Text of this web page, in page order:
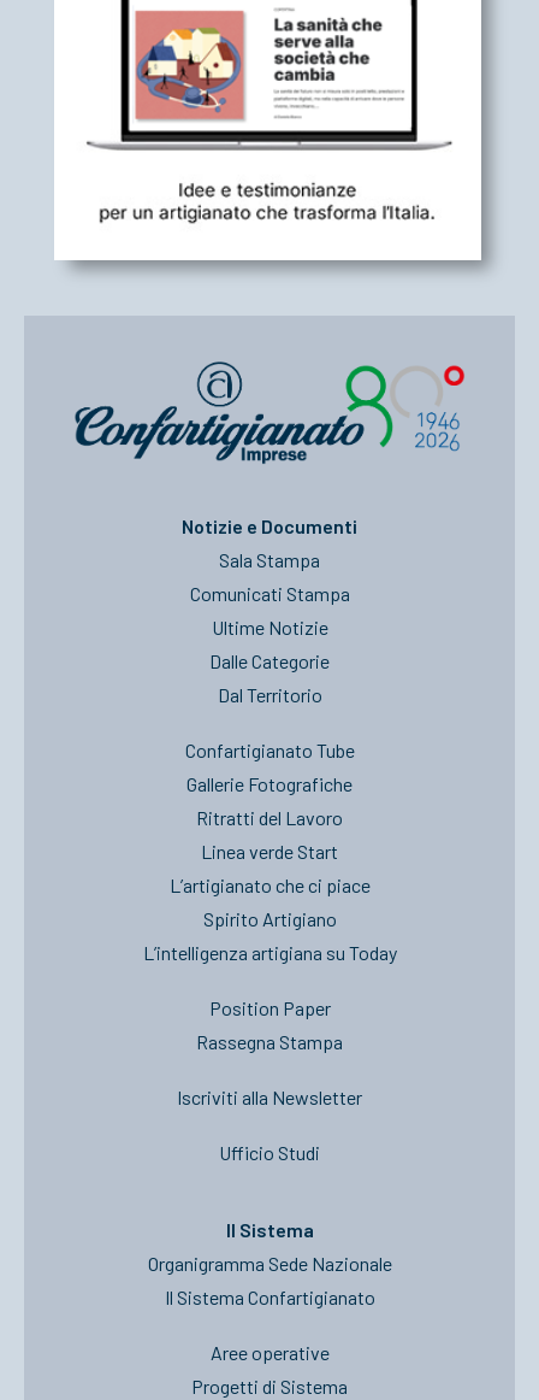
Notizie e Documenti
Sala Stampa
Comunicati Stampa
Ultime Notizie
Dalle Categorie
Dal Territorio
Confartigianato Tube
Gallerie Fotografiche
Ritratti del Lavoro
Linea verde Start
L’artigianato che ci piace
Spirito Artigiano
L’intelligenza artigiana su Today
Position Paper
Rassegna Stampa
Iscriviti alla Newsletter
Ufficio Studi
Il Sistema
Organigramma Sede Nazionale
Il Sistema Confartigianato
Aree operative
Progetti di Sistema